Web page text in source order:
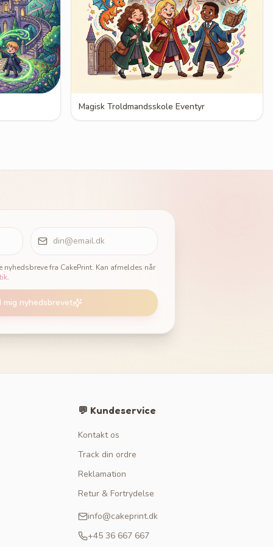
Magisk Troldmandsskole Eventyr
fra CakePrint. Kan afmeldes når
.
mig nyhedsbrevet
💬 Kundeservice
Kontakt os
Track din ordre
Reklamation
Retur & Fortrydelse
info@cakeprint.dk
+45 36 667 667